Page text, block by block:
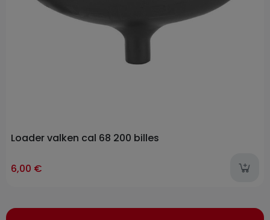
Loader valken cal 68 200 billes
6,00 €